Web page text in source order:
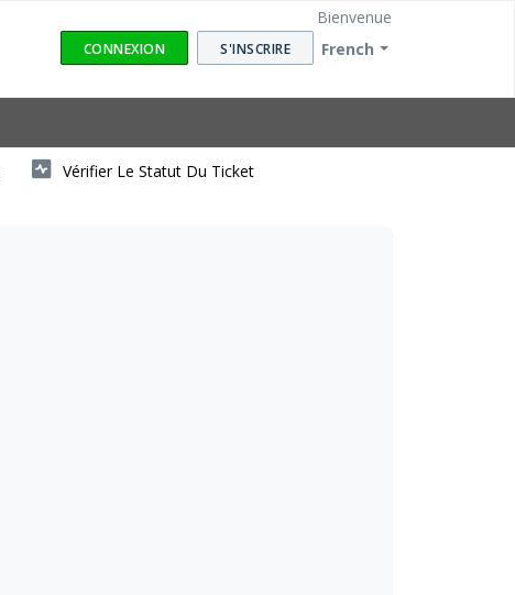
French
Bienvenue
CONNEXION S'INSCRIRE
Vérifier Le Statut Du Ticket